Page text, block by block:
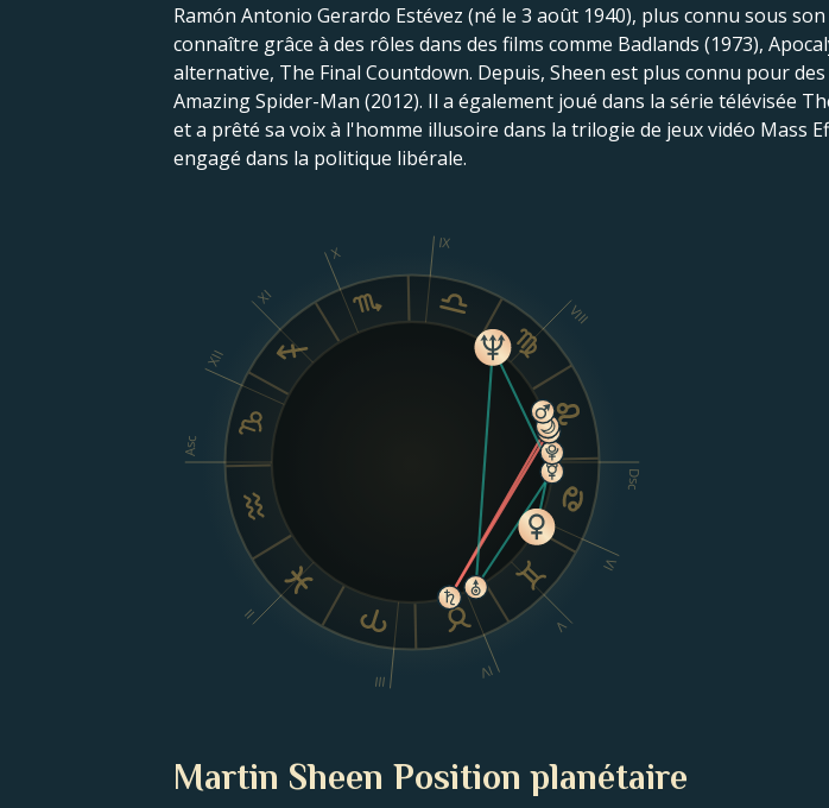
Ramón Antonio Gerardo Estévez (né le 3 août 1940), plus connu sous
connaître grâce à des rôles dans des films comme Badlands (1973),
alternative, The Final Countdown. Depuis, Sheen est plus connu pour
Amazing Spider-Man (2012). Il a également joué dans la série télévisée
et a prêté sa voix à l'homme illusoire dans la trilogie de jeux vidéo Mass
engagé dans la politique libérale.
Asc
II
III IV
V
VI
Dsc
VIII
IX
X
XI
XII
Martin Sheen Position planétaire